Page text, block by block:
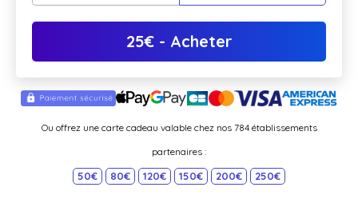
25€- Acheter
Ou offrez une carte cadeau valable chez nos 784 établissements
partenaires :
50€ 80€ 120€ 150€ 200€ 250€